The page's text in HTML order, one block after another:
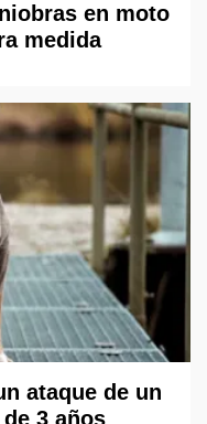
en moto
medida
ataque de un
3 años